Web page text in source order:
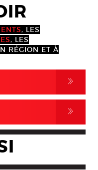
, LES
, LES
RÉGION ET À
,
,